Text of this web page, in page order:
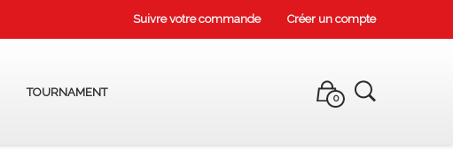
Suivre votre commande Créer un compte
TOURNAMENT 0